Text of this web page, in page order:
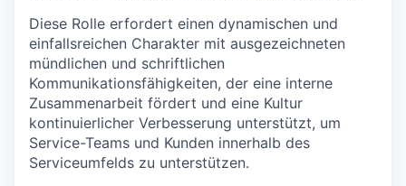
Diese Rolle erfordert einen dynamischen und
einfallsreichen Charakter mit ausgezeichneten
mündlichen und schriftlichen
Kommunikationsfähigkeiten, der eine interne
Zusammenarbeit fördert und eine Kultur
kontinuierlicher Verbesserung unterstützt, um
Service-Teams und Kunden innerhalb des
Serviceumfelds zu unterstützen.